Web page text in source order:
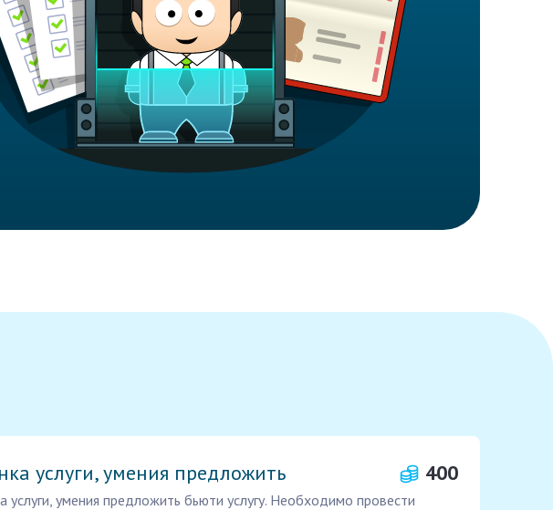
услуги, умения предложить 400
услуги, умения предложить бьюти услугу. Необходимо провести